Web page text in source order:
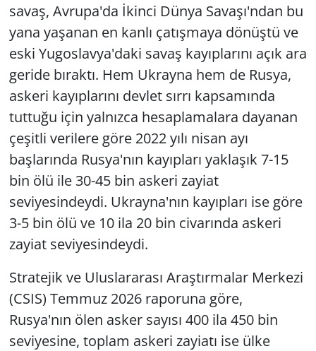
savaş, Avrupa'da İkinci Dünya Savaşı'ndan bu
yana yaşanan en kanlı çatışmaya dönüştü ve
eski Yugoslavya'daki savaş kayıplarını açık ara
geride bıraktı. Hem Ukrayna hem de Rusya,
askeri kayıplarını devlet sırrı kapsamında
tuttuğu için yalnızca hesaplamalara dayanan
çeşitli verilere göre 2022 yılı nisan ayı
başlarında Rusya'nın kayıpları yaklaşık 7-15
bin ölü ile 30-45 bin askeri zayiat
seviyesindeydi. Ukrayna'nın kayıpları ise göre
3-5 bin ölü ve 10 ila 20 bin civarında askeri
zayiat seviyesindeydi.
Stratejik ve Uluslararası Araştırmalar Merkezi
(CSIS) Temmuz 2026 raporuna göre,
Rusya'nın ölen asker sayısı 400 ila 450 bin
seviyesine, toplam askeri zayiatı ise ülke